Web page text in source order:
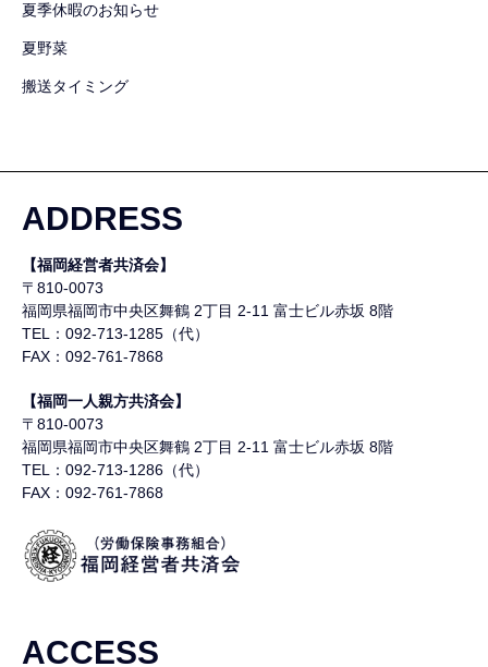
夏季休暇のお知らせ
夏野菜
搬送タイミング
ADDRESS
【福岡経営者共済会】
〒810-0073
福岡県福岡市中央区舞鶴 2丁目 2-11 富士ビル赤坂 8階
TEL：092-713-1285（代）
FAX：092-761-7868
【福岡一人親方共済会】
〒810-0073
福岡県福岡市中央区舞鶴 2丁目 2-11 富士ビル赤坂 8階
TEL：092-713-1286（代）
FAX：092-761-7868
ACCESS